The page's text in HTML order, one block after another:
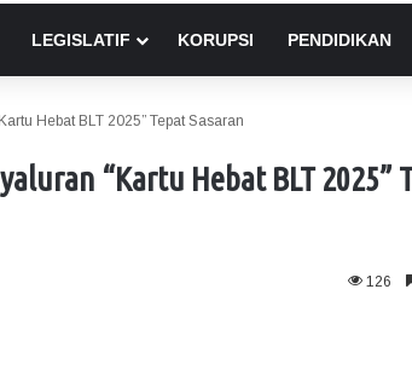
LEGISLATIF KORUPSI PENDIDIKAN
Hebat BLT 2025” Tepat Sasaran
“Kartu Hebat BLT 2025”
126